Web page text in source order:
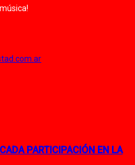
PARTICIPACIÓN EN LA